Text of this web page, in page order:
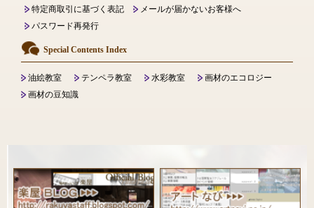
特定商取引に基づく表記
メールが届かないお客様へ
パスワード再発行
Special Contents Index
油絵教室 テンペラ教室 水彩教室
画材のエコロジー
画材の豆知識